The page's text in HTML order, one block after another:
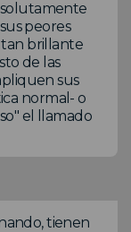
peores
brillante
de las
sus
normal- o
el llamado
tienen